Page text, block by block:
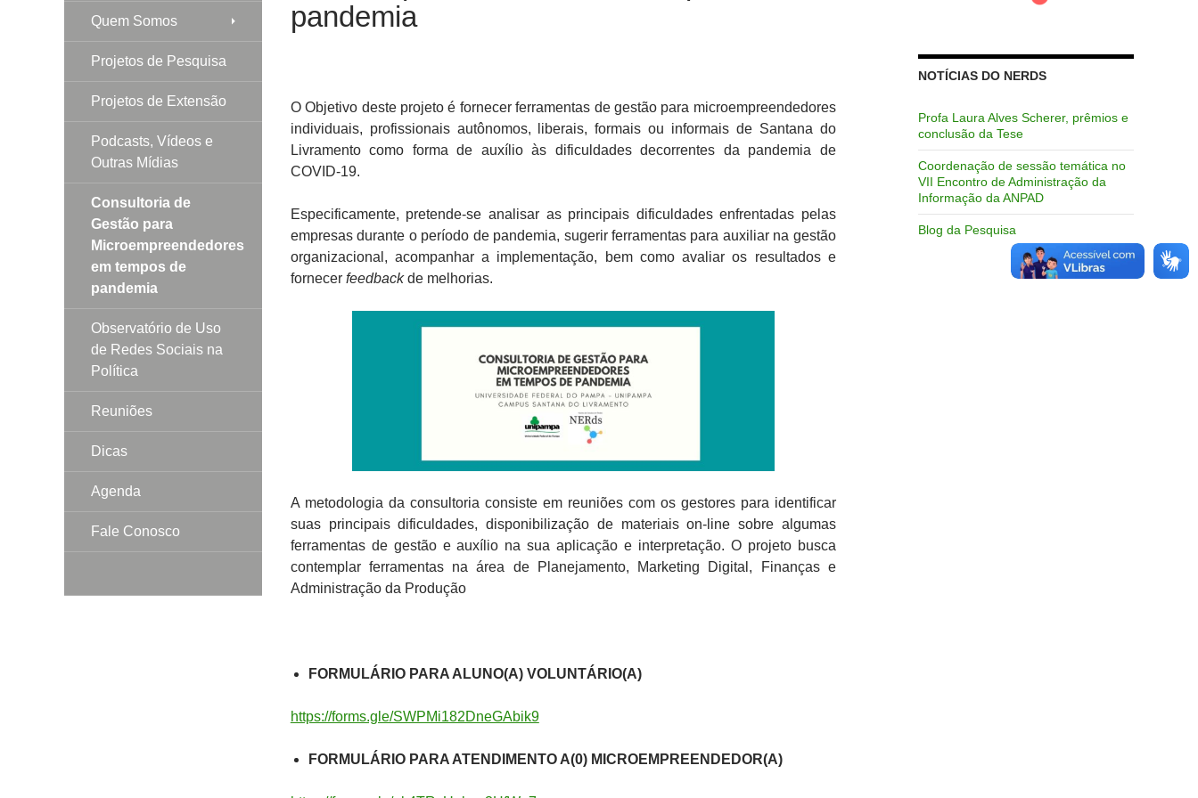
pandemia
O Objetivo deste projeto é fornecer ferramentas de gestão para microempreendedores
individuais, profissionais autônomos, liberais, formais ou informais de Santana do
Livramento como forma de auxílio às dificuldades decorrentes da pandemia de
COVID-19.
Especificamente, pretende-se analisar as principais dificuldades enfrentadas pelas
empresas durante o período de pandemia, sugerir ferramentas para auxiliar na gestão
organizacional, acompanhar a implementação, bem como avaliar os resultados e
fornecer feedbackde melhorias.
A metodologia da consultoria consiste em reuniões com os gestores para identificar
suas principais dificuldades, disponibilização de materiais on-line sobre algumas
ferramentas de gestão e auxílio na sua aplicação e interpretação. O projeto busca
contemplar ferramentas na área de Planejamento, Marketing Digital, Finanças e
Administração da Produção
FORMULÁRIO PARA ALUNO(A) VOLUNTÁRIO(A)
https://forms.gle/SWPMi182DneGAbik9
FORMULÁRIO PARA ATENDIMENTO A(0) MICROEMPREENDEDOR(A)
NOTÍCIAS DO NERDS
Profa Laura Alves Scherer, prêmios e
conclusão da Tese
Coordenação de sessão temática no
VII Encontro de Administração da
Informação da ANPAD
Blog da Pesquisa
Quem Somos
Projetos de Pesquisa
Projetos de Extensão
Podcasts, Vídeos e
Outras Mídias
Consultoria de
Gestão para
Microempreendedores
em tempos de
pandemia
Observatório de Uso
de Redes Sociais na
Política
Reuniões
Dicas
Agenda
Fale Conosco